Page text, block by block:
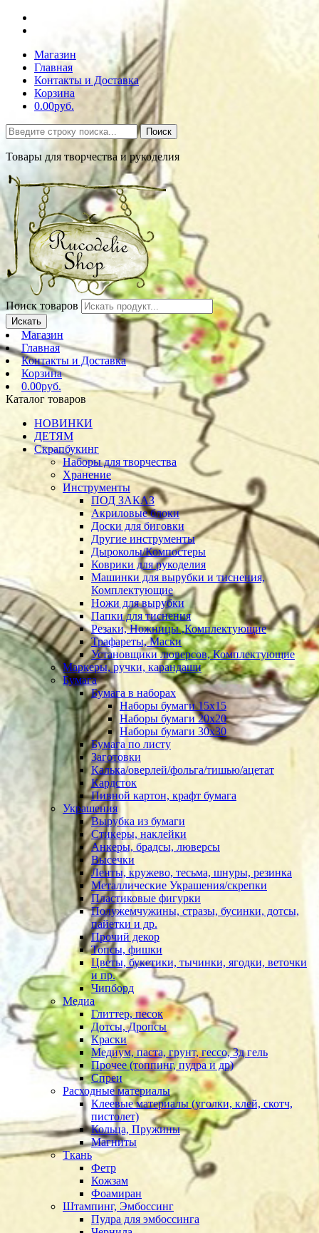
Магазин
Главная
Контакты и Доставка
Корзина
0.00руб.
Поиск
Товары для творчества и рукоделия
Поиск товаров
Искать
Магазин
Главная
Контакты и Доставка
Корзина
0.00руб.
Каталог товаров
НОВИНКИ
ДЕТЯМ
Скрапбукинг
Наборы для творчества
Хранение
Инструменты
ПОД ЗАКАЗ
Акриловые блоки
Доски для биговки
Другие инструменты
Дыроколы/Компостеры
Коврики для рукоделия
Машинки для вырубки и тиснения,
Комплектующие
Ножи для вырубки
Папки для тиснения
Резаки, Ножницы ,Комплектующие
Трафареты, Маски
Установщики люверсов, Комплектующие
Маркеры, ручки, карандаши
Бумага
Бумага в наборах
Наборы бумаги 15х15
Наборы бумаги 20х20
Наборы бумаги 30х30
Бумага по листу
Заготовки
Калька/оверлей/фольга/тишью/ацетат
Кардсток
Пивной картон, крафт бумага
Украшения
Вырубка из бумаги
Стикеры, наклейки
Анкеры, брадсы, люверсы
Высечки
Ленты, кружево, тесьма, шнуры, резинка
Металлические Украшения/скрепки
Пластиковые фигурки
Полужемчужины, стразы, бусинки, дотсы,
пайетки и др.
Прочий декор
Топсы, фишки
Цветы, букетики, тычинки, ягодки, веточки
и пр.
Чипборд
Медиа
Глиттер, песок
Дотсы, Дропсы
Краски
Медиум, паста, грунт, гессо, 3д гель
Прочее (топпинг, пудра и др)
Спреи
Расходные материалы
Клеевые материалы (уголки, клей, скотч,
пистолет)
Кольца, Пружины
Магниты
Ткань
Фетр
Кожзам
Фоамиран
Штампинг, Эмбоссинг
Пудра для эмбоссинга